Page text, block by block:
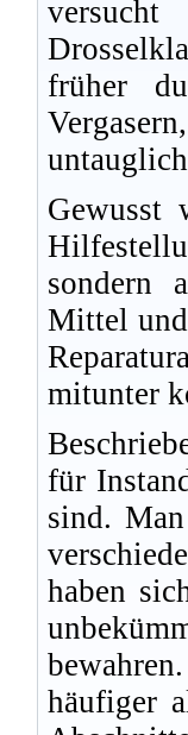
früher
Gewusst
sondern
Mittel und
mitunter
für
sind.
haben
häufiger